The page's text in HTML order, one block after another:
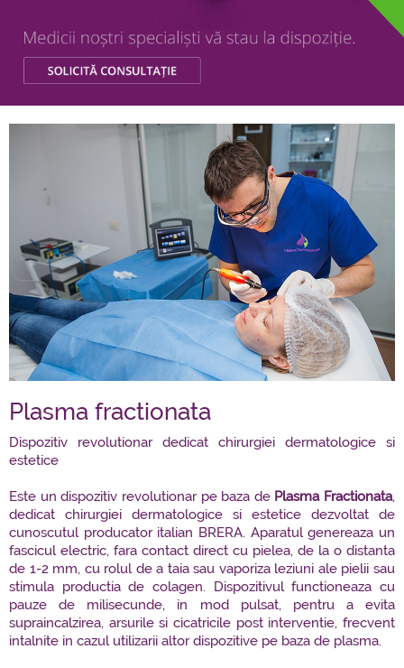
Plasma fractionata
Dispozitiv revolutionar dedicat chirurgiei dermatologice si
estetice
Este un dispozitiv revolutionar pe baza de Plasma Fractionata,
dedicat chirurgiei dermatologice si estetice dezvoltat de
cunoscutul producator italian BRERA. Aparatul genereaza un
fascicul electric, fara contact direct cu pielea, de la o distanta
de 1-2 mm, cu rolul de a taia sau vaporiza leziuni ale pielii sau
stimula productia de colagen. Dispozitivul functioneaza cu
pauze de milisecunde, in mod pulsat, pentru a evita
supraincalzirea, arsurile si cicatricile post interventie, frecvent
intalnite in cazul utilizarii altor dispozitive pe baza de plasma.